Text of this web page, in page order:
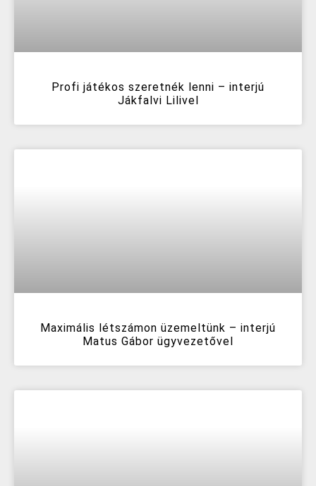
Profi játékos szeretnék lenni – interjú
Jákfalvi Lilivel
Maximális létszámon üzemeltünk – interjú
Matus Gábor ügyvezetővel